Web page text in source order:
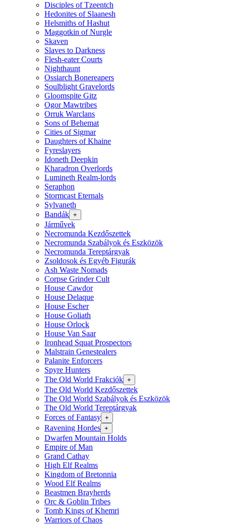
Disciples of Tzeentch
Hedonites of Slaanesh
Helsmiths of Hashut
Maggotkin of Nurgle
Skaven
Slaves to Darkness
Flesh-eater Courts
Nighthaunt
Ossiarch Bonereapers
Soulblight Gravelords
Gloomspite Gitz
Ogor Mawtribes
Orruk Warclans
Sons of Behemat
Cities of Sigmar
Daughters of Khaine
Fyreslayers
Idoneth Deepkin
Kharadron Overlords
Lumineth Realm-lords
Seraphon
Stormcast Eternals
Sylvaneth
Bandák +
Járművek
Necromunda Kezdőszettek
Necromunda Szabályok és Eszközök
Necromunda Tereptárgyak
Zsoldosok és Egyéb Figurák
Ash Waste Nomads
Corpse Grinder Cult
House Cawdor
House Delaque
House Escher
House Goliath
House Orlock
House Van Saar
Ironhead Squat Prospectors
Malstrain Genestealers
Palanite Enforcers
Spyre Hunters
The Old World Frakciók +
The Old World Kezdőszettek
The Old World Szabályok és Eszközök
The Old World Tereptárgyak
Forces of Fantasy +
Ravening Hordes +
Dwarfen Mountain Holds
Empire of Man
Grand Cathay
High Elf Realms
Kingdom of Bretonnia
Wood Elf Realms
Beastmen Brayherds
Orc & Goblin Tribes
Tomb Kings of Khemri
Warriors of Chaos